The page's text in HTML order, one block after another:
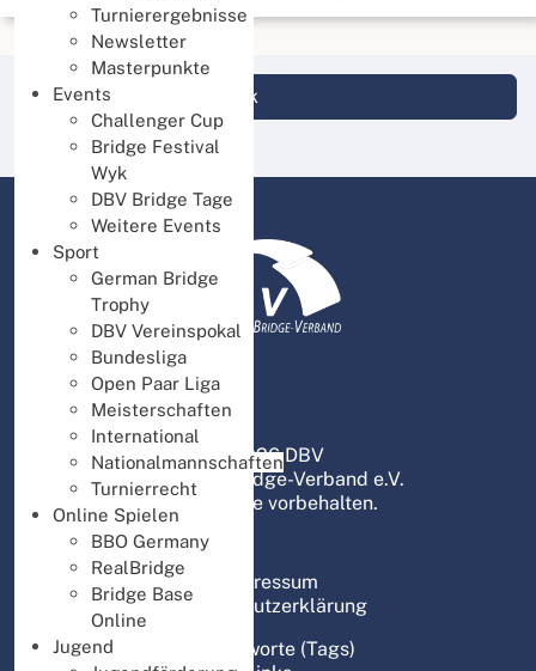
Turnierergebnisse
Newsletter
Masterpunkte
Events
Challenger Cup
Bridge Festival
Wyk
DBV Bridge Tage
Weitere Events
Sport
German Bridge
Trophy
DBV Vereinspokal
Bundesliga
Open Paar Liga
Meisterschaften
International
Nationalmannschaften
Turnierrecht
Online Spielen
BBO Germany
RealBridge
Bridge Base
Online
Jugend
Login DBV Datenbank
© 2026 DBV
Deutscher Bridge-Verband e.V.
Alle Rechte vorbehalten.
Impressum
Datenschutzerklärung
Schlagworte (Tags)